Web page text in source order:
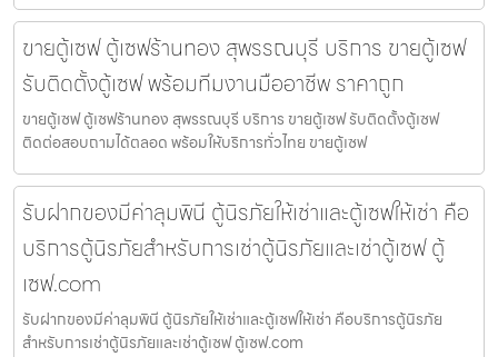
ขายตู้เซฟ ตู้เซฟร้านทอง สุพรรณบุรี บริการ ขายตู้เซฟ
รับติดตั้งตู้เซฟ พร้อมทีมงานมืออาชีพ ราคาถูก
ขายตู้เซฟ ตู้เซฟร้านทอง สุพรรณบุรี บริการ ขายตู้เซฟ รับติดตั้งตู้เซฟ
ติดต่อสอบถามได้ตลอด พร้อมให้บริการทั่วไทย ขายตู้เซฟ
รับฝากของมีค่าลุมพินี ตู้นิรภัยให้เช่าและตู้เซฟให้เช่า คือ
บริการตู้นิรภัยสำหรับการเช่าตู้นิรภัยและเช่าตู้เซฟ ตู้
เซฟ.com
รับฝากของมีค่าลุมพินี ตู้นิรภัยให้เช่าและตู้เซฟให้เช่า คือบริการตู้นิรภัย
สำหรับการเช่าตู้นิรภัยและเช่าตู้เซฟ ตู้เซฟ.com